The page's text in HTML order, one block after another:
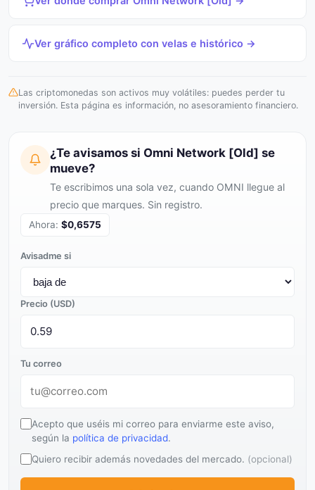
Ver gráfico completo con velas e histórico →
Las criptomonedas son activos muy volátiles: puedes perder tu
inversión. Esta página es información, no asesoramiento financiero.
¿Te avisamos si Omni Network [Old] se
mueve?
Te escribimos una sola vez, cuando OMNI llegue al
precio que marques. Sin registro.
Ahora: $0,6575
Avisadme si
Precio (USD)
Tu correo
Acepto que uséis mi correo para enviarme este aviso,
según la política de privacidad.
Quiero recibir además novedades del mercado. (opcional)